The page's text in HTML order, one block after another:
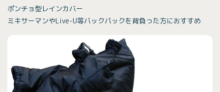
ポンチョ型レインカバー
ミキサーマンやLive-U等バックパックを背負った方におすすめ